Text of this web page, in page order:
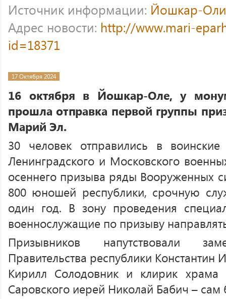
Источник информации: Йошкар-
Адрес новости: http://www.mari-
id=18371
17 Октября 2024
16 октября в Йошкар-Оле, у
прошла отправка первой группы
Марий Эл.
30 человек отправились в воинские
Ленинградского и Московского
осеннего призыва ряды Вооруженных
800 юношей республики, срочную
один год. В зону проведения
военнослужащие по призыву
Призывников напутствовали
Правительства республики
Кирилл Солодовник и клирик храма
Саровского иерей Николай Бабич –